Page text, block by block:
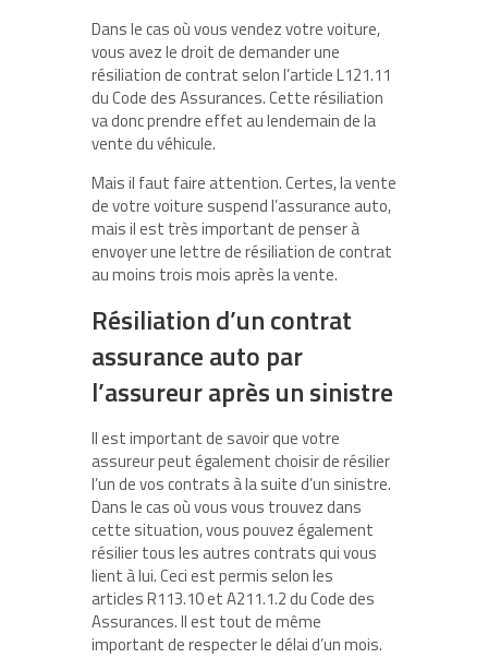
Dans le cas où vous vendez votre voiture,
vous avez le droit de demander une
résiliation de contrat selon l’article L121.11
du Code des Assurances. Cette résiliation
va donc prendre effet au lendemain de la
vente du véhicule.
Mais il faut faire attention. Certes, la vente
de votre voiture suspend l’assurance auto,
mais il est très important de penser à
envoyer une lettre de résiliation de contrat
au moins trois mois après la vente.
Résiliation d’un contrat
assurance auto par
l’assureur après un sinistre
Il est important de savoir que votre
assureur peut également choisir de résilier
l’un de vos contrats à la suite d’un sinistre.
Dans le cas où vous vous trouvez dans
cette situation, vous pouvez également
résilier tous les autres contrats qui vous
lient à lui. Ceci est permis selon les
articles R113.10 et A211.1.2 du Code des
Assurances. Il est tout de même
important de respecter le délai d’un mois.